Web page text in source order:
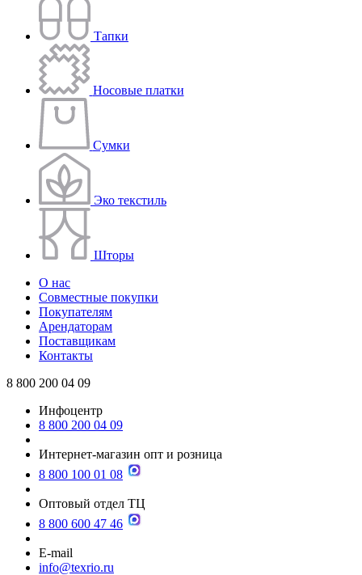
Тапки
Носовые платки
Сумки
Эко текстиль
Шторы
О нас
Совместные покупки
Покупателям
Арендаторам
Поставщикам
Контакты
8 800 200 04 09
Инфоцентр
8 800 200 04 09
Интернет-магазин опт и розница
8 800 100 01 08
Оптовый отдел ТЦ
8 800 600 47 46
E-mail
info@texrio.ru